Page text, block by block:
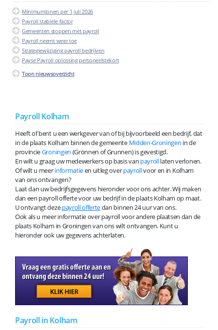
Minimumlonen per 1 juli 2026
Payroll stabiele factor
Gemeenten stoppen met payroll
Payroll neemt weer toe
Strategiewijziging payroll bedrijven
Payse Payroll oplossing personeelstekort
Toon nieuwsoverzicht
Payroll Kolham
Heeft of bent u een werkgever van of bij bijvoorbeeld een bedrijf, dat
in de plaats Kolham binnen de gemeente Midden-Groningen in de
provincieGroningen (Grönnen of Grunnen) is gevestigd.
En wilt u graag uw medewerkers op basis van payrolllaten verlonen.
Of wilt u meerinformatieen uitleg overpayrollvoor en in Kolham
van ons ontvangen?
Laat dan uw bedrijfsgegevens hieronder voor ons achter. Wij maken
dan een payroll offerte voor uw bedrijf in de plaats Kolham op maat.
U ontvangt dezepayroll offertedan binnen 24 uur van ons.
Ook als u meer informatie over payroll voor andere plaatsen dan de
plaats Kolham in Groningen van ons wilt ontvangen. Kunt u
hieronder ook uw gegevens achterlaten.
Payroll in Kolham